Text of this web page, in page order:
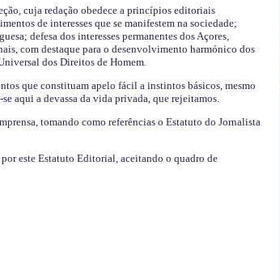
cuja redação obedece a princípios editoriais
de interesses que se manifestem na sociedade;
defesa dos interesses permanentes dos Açores,
com destaque para o desenvolvimento harmónico dos
dos Direitos de Homem.
que constituam apelo fácil a instintos básicos, mesmo
aqui a devassa da vida privada, que rejeitamos.
tomando como referências o Estatuto do Jornalista
este Estatuto Editorial, aceitando o quadro de